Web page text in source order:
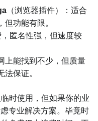
​（浏览器插件）：适合
功能有限。
，匿名性强，但速度较
上能找到不少，但质量
保证。
时使用，但如果你的业
专业解决方案。毕竟时